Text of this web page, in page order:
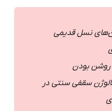
نسل قدیمی
روشن بودن
سقفی سنتی در